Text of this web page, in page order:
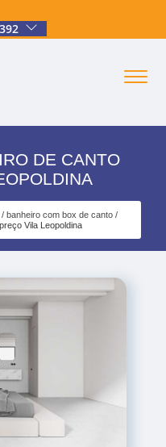
DE CANTO
banheiro com box de canto
Vila Leopoldina